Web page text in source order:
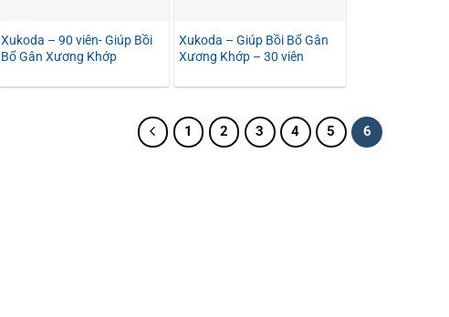
Xukoda – 90 viên- Giúp Bồi
Bổ Gân Xương Khớp
Xukoda – Giúp Bồi Bổ Gân
Xương Khớp – 30 viên
1 2 3 4 5 6